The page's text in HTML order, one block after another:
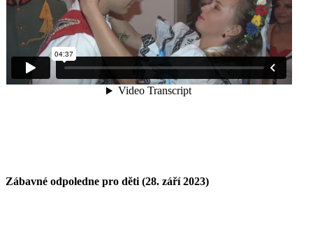
Zábavné odpoledne pro děti (28. září 2023)